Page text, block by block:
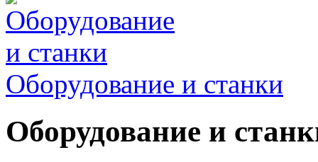
Оборудование и станки
Оборудование и